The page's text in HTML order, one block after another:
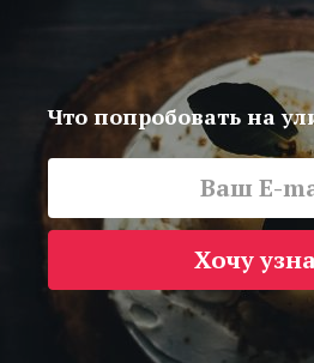
Что попробовать на
Хочу